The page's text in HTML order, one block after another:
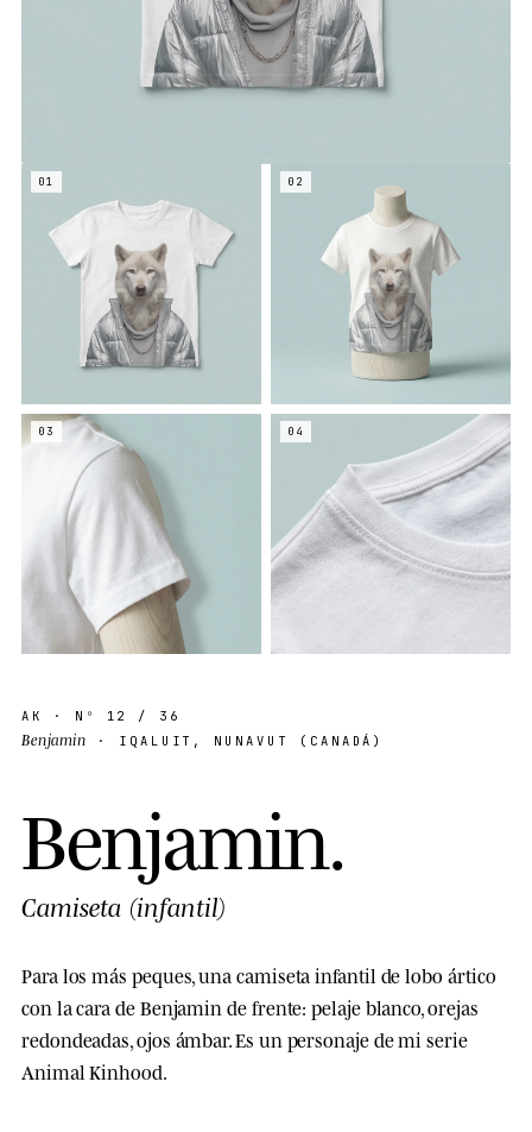
01 02
03 04
AK · Nº 12 / 36
Benjamin · IQALUIT, NUNAVUT (CANADÁ)
Benjamin.
Camiseta (infantil)
Para los más peques, una camiseta infantil de lobo ártico
con la cara de Benjamin de frente: pelaje blanco, orejas
redondeadas, ojos ámbar. Es un personaje de mi serie
Animal Kinhood.